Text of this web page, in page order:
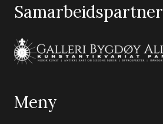
Samarbeidspartner
Meny